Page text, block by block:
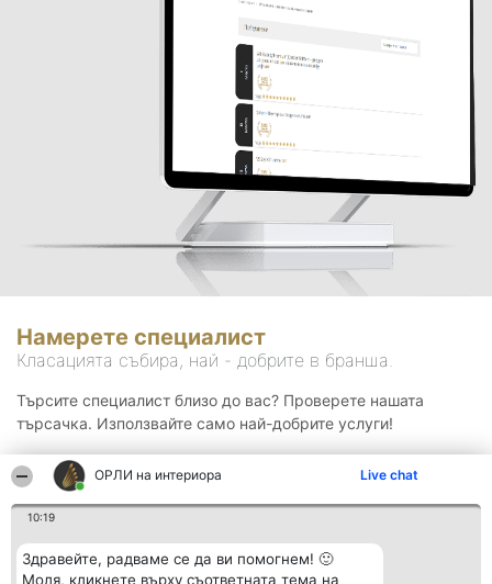
ОРЛИ на интериора Live chat
10:19
Здравейте, радваме се да ви помогнем! 🙂
Моля, кликнете върху съответната тема на
Намерете специалист
Класацията събира, най - добрите в бранша.
Търсите специалист близо до вас? Проверете нашата
търсачка. Използвайте само най-добрите услуги!